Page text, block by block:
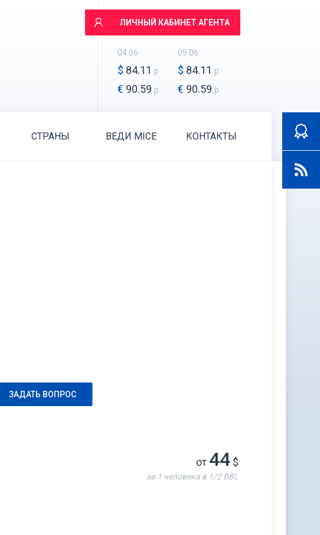
ЛИЧНЫЙ КАБИНЕТ АГЕНТА
04.06
$ 84.11 р
€ 90.59 р
05.06
$ 84.11 р
€ 90.59 р
СТРАНЫ ВЕДИ MICE КОНТАКТЫ
ЗАДАТЬ ВОПРОС
от 44 $
за 1 человека в 1/2 DBL